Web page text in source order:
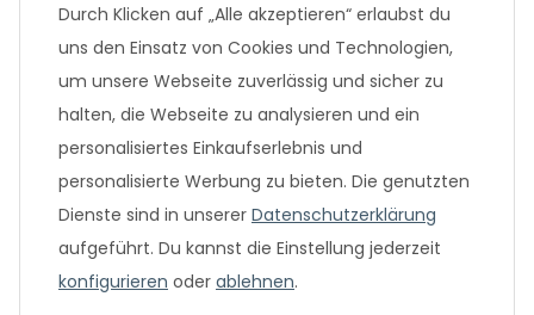
Unternehmen
Beliebte Angebote
Durch Klicken auf „Alle akzeptieren“ erlaubst du
uns den Einsatz von Cookies und Technologien,
um unsere Webseite zuverlässig und sicher zu
halten, die Webseite zu analysieren und ein
personalisiertes Einkaufserlebnis und
personalisierte Werbung zu bieten. Die genutzten
Dienste sind in unserer Datenschutzerklärung
aufgeführt. Du kannst die Einstellung jederzeit
konfigurieren oder ablehnen.